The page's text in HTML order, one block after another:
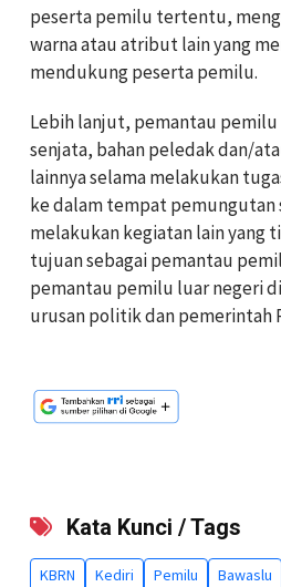
peserta pemilu tertentu,
warna atau atribut lain yang
mendukung peserta pemilu.
Lebih lanjut, pemantau
senjata, bahan peledak dan/
lainnya selama melakukan
ke dalam tempat pemungutan
melakukan kegiatan lain yang
tujuan sebagai pemantau
pemantau pemilu luar negeri
urusan politik dan pemerintah
Kata Kunci / Tags
KBRN Kediri Pemilu Bawaslu